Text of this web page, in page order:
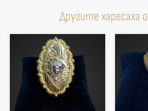
Другите харесаха